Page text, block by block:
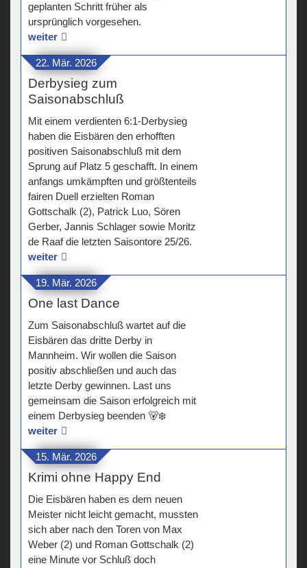
geplanten Schritt früher als
ursprünglich vorgesehen.
weiter
22. Mär. 2026
Derbysieg zum
Saisonabschluß
Mit einem verdienten 6:1-Derbysieg
haben die Eisbären den erhofften
positiven Saisonabschluß mit dem
Sprung auf Platz 5 geschafft. In einem
anfangs umkämpften und größtenteils
fairen Duell erzielten Roman
Gottschalk (2), Patrick Luo, Sören
Gerber, Jannis Schlager sowie Moritz
de Raaf die letzten Saisontore 25/26.
weiter
19. Mär. 2026
One last Dance
Zum Saisonabschluß wartet auf die
Eisbären das dritte Derby in
Mannheim. Wir wollen die Saison
positiv abschließen und auch das
letzte Derby gewinnen. Last uns
gemeinsam die Saison erfolgreich mit
einem Derbysieg beenden 🐻‍❄️
weiter
15. Mär. 2026
Krimi ohne Happy End
Die Eisbären haben es dem neuen
Meister nicht leicht gemacht, mussten
sich aber nach den Toren von Max
Weber (2) und Roman Gottschalk (2)
eine Minute vor Schluß doch